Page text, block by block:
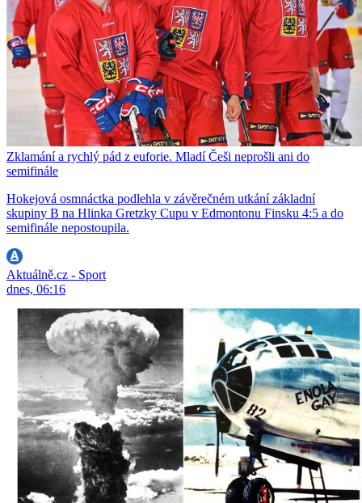
Zklamání a rychlý pád z euforie. Mladí Češi neprošli ani do
semifinále
Hokejová osmnáctka podlehla v závěrečném utkání základní
skupiny B na Hlinka Gretzky Cupu v Edmontonu Finsku 4:5 a do
semifinále nepostoupila.
Aktuálně.cz - Sport
dnes, 06:16